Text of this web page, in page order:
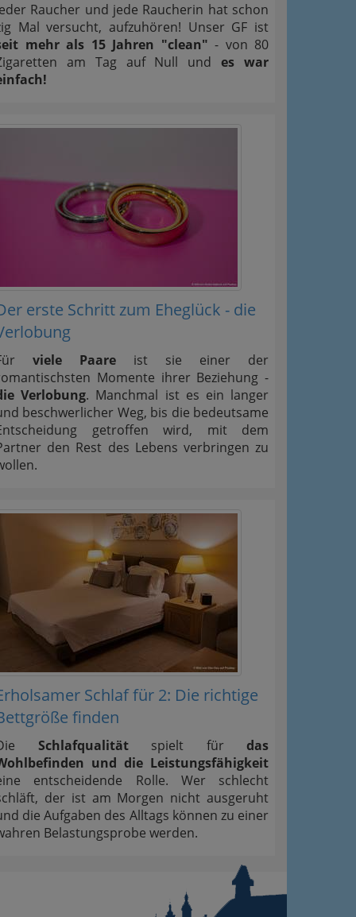
Raucher und jede Raucherin hat schon
Mal versucht, aufzuhören! Unser GF ist
mehr als 15 Jahren "clean" - von 80
am Tag auf Null undes war
erste Schritt zum Eheglück - die
viele Paare ist sie einer der
Momente ihrer Beziehung -
Verlobung. Manchmal ist es ein langer
beschwerlicher Weg, bis die bedeutsame
getroffen wird, mit dem
den Rest des Lebens verbringen zu
Schlaf für 2: Die richtige
finden
Schlafqualitätspielt für das
und die Leistungsfähigkeit
entscheidende Rolle. Wer schlecht
der ist am Morgen nicht ausgeruht
die Aufgaben des Alltags können zu einer
Belastungsprobe werden.